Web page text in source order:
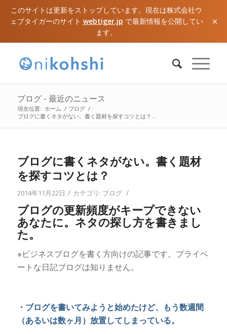
このサイトは更新をストップしています。現在は株式会社ウ
ェブタイガーのサイト webtiger.jp で最新情報を公開してい
ます。
×
ブログ - 最近のニュース
現在位置: ホーム / ブログ /
ブログに書くネタがない。書く題材を探すコツとは？...
ブログに書くネタがない。書く題材
を探すコツとは？
2014年11月22日 / カテゴリ: ブログ /
ブログの更新頻度がキープできない
あなたに。ネタの探し方を書きまし
た。
※ビジネスブログを書く方向けの記事です。プライベ
ートな日記ブログは知りません。
・ブログを書いてみようと始めたけど、もう数週間
（あるいは数ヶ月）放置してしまっている。